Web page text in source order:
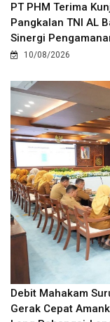
PT PHM Terima
Pangkalan TNI AL
Sinergi
10/08/2026
Debit Mahakam
Gerak Cepat